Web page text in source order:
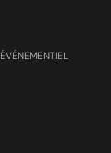
ÉVÉNEMENTIEL